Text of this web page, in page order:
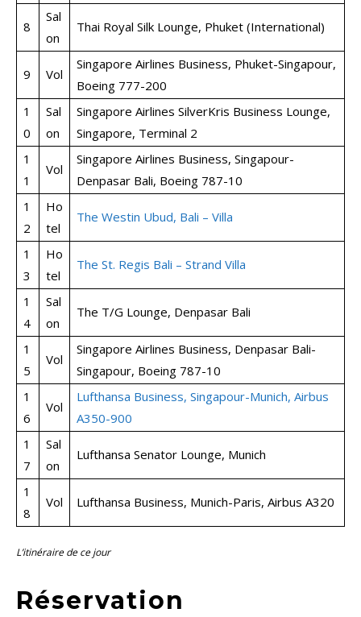
8
Sal
on
Thai Royal Silk Lounge, Phuket (International)
9 Vol
Singapore Airlines Business, Phuket-Singapour,
Boeing 777-200
1
0
Sal
on
Singapore Airlines SilverKris Business Lounge,
Singapore, Terminal 2
1
1
Vol
Singapore Airlines Business, Singapour-
Denpasar Bali, Boeing 787-10
1
2
Ho
tel
The Westin Ubud, Bali – Villa
1
3
Ho
tel
The St. Regis Bali – Strand Villa
1
4
Sal
on
The T/G Lounge, Denpasar Bali
1
5
Vol
Singapore Airlines Business, Denpasar Bali-
Singapour, Boeing 787-10
1
6
Vol
Lufthansa Business, Singapour-Munich, Airbus
A350-900
1
7
Sal
on
Lufthansa Senator Lounge, Munich
1
8
Vol Lufthansa Business, Munich-Paris, Airbus A320
L’itinéraire de ce jour
Réservation